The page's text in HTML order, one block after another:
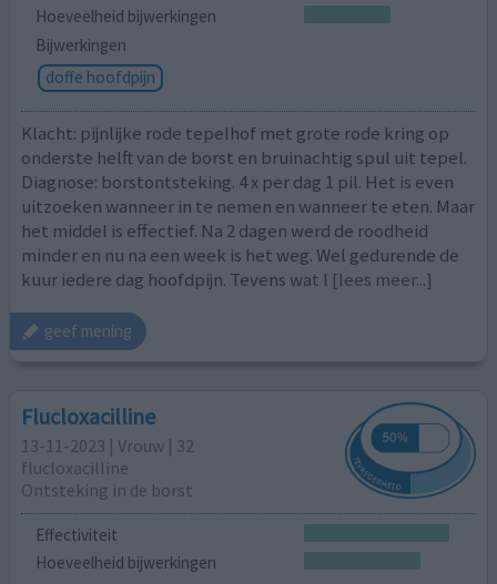
Hoeveelheid bijwerkingen
Bijwerkingen
doffe hoofdpijn
Klacht: pijnlijke rode tepelhof met grote rode kring op
onderste helft van de borst en bruinachtig spul uit tepel.
Diagnose: borstontsteking. 4 x per dag 1 pil. Het is even
uitzoeken wanneer in te nemen en wanneer te eten. Maar
het middel is effectief. Na 2 dagen werd de roodheid
minder en nu na een week is het weg. Wel gedurende de
kuur iedere dag hoofdpijn. Tevens wat l [lees meer...]
geef mening
Flucloxacilline
13-11-2023 | Vrouw | 32
flucloxacilline
Ontsteking in de borst
Effectiviteit
Hoeveelheid bijwerkingen